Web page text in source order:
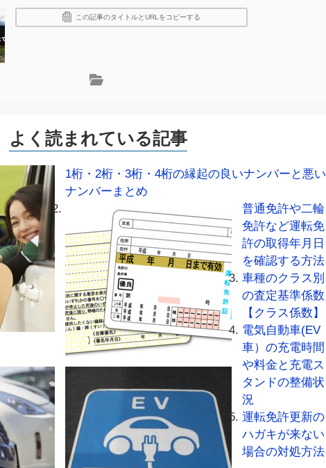
この記事のタイトルとURLをコピーする
よく読まれている記事
1桁・2桁・3桁・4桁の縁起の良いナンバーと悪い
ナンバーまとめ
普通免許や二輪
免許など運転免
許の取得年月日
を確認する方法
車種のクラス別
の査定基準係数
【クラス係数】
電気自動車(EV
車）の充電時間
や料金と充電ス
タンドの整備状
況
運転免許更新の
ハガキが来ない
場合の対処方法